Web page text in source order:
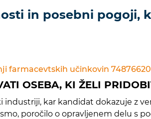
in posebni pogoji,
farmacevtskih učinkovin 74876620
OSEBA, KI ŽELI
kar kandidat dokazuje z
poročilo o opravljenem delu s